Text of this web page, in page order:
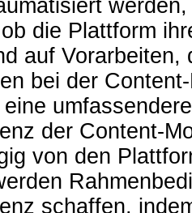
die Plattform
auf Vorarbeiten,
bei der
der Content-
von den
schaffen,